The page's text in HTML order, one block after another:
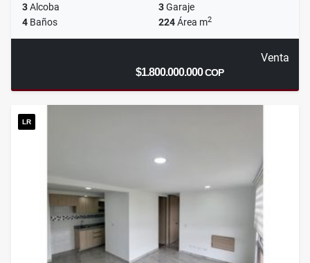
3Alcoba 3Garaje
4 Baños 224Área m2
Venta
$1.800.000.000COP
LR